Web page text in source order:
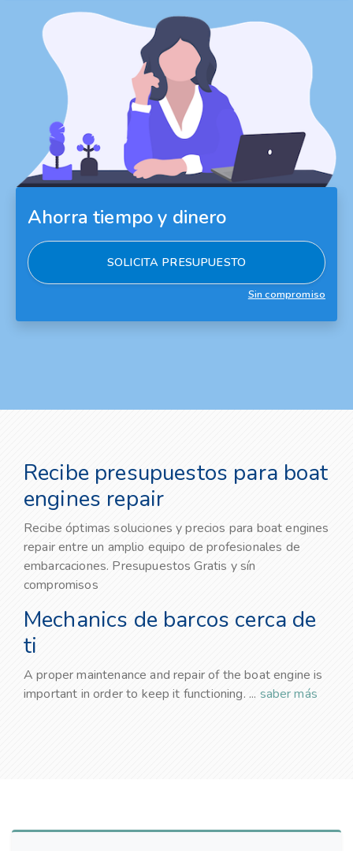
Ahorra tiempo y dinero
SOLICITA PRESUPUESTO
Sin compromiso
Recibe presupuestos para boat
engines repair
Recibe óptimas soluciones y precios para boat engines
repair entre un amplio equipo de profesionales de
embarcaciones. Presupuestos Gratis y sín
compromisos
Mechanics de barcos cerca de
ti
A proper maintenance and repair of the boat engine is
important in order to keep it functioning. ... saber más